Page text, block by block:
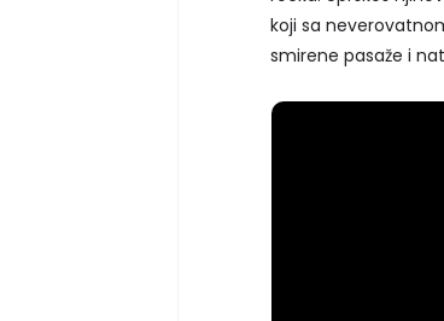
koji sa
smirene pasaže i